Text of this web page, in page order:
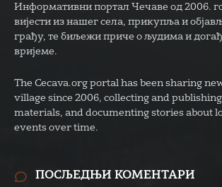
Информативни портал Чечаве од 2006.
вијести из нашег села, прикупља и
грађу, те биљежи приче о људима и
вријеме.
The Cecava.org portal has been sharing
village since 2006, collecting and
materials, and documenting stories about
events over time.
ПОСЉЕДЊИ КОМЕНТАРИ